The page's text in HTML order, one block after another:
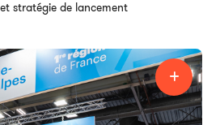
stratégie de lancement